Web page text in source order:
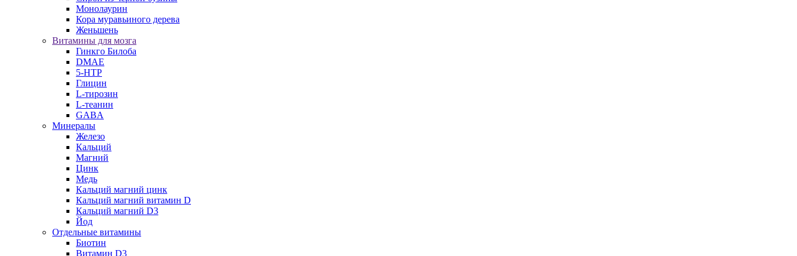
Монолаурин
Кора муравьиного дерева
Женьшень
Витамины для мозга
Гинкго Билоба
DMAE
5-HTP
Глицин
L-тирозин
L-теанин
GABA
Минералы
Железо
Кальций
Магний
Цинк
Медь
Кальций магний цинк
Кальций магний витамин D
Кальций магний D3
Йод
Отдельные витамины
Биотин
Витамин D3